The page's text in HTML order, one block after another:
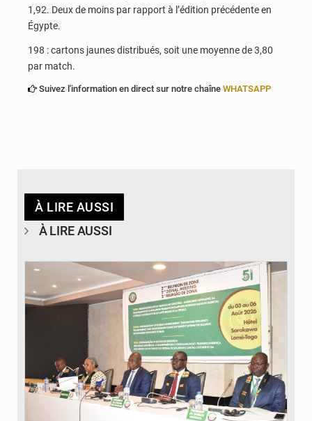
1,92. Deux de moins par rapport à l’édition précédente en
Égypte.
198 : cartons jaunes distribués, soit une moyenne de 3,80
par match.
Suivez l'information en direct sur notre chaîne WHATSAPP
À LIRE AUSSI
À LIRE AUSSI